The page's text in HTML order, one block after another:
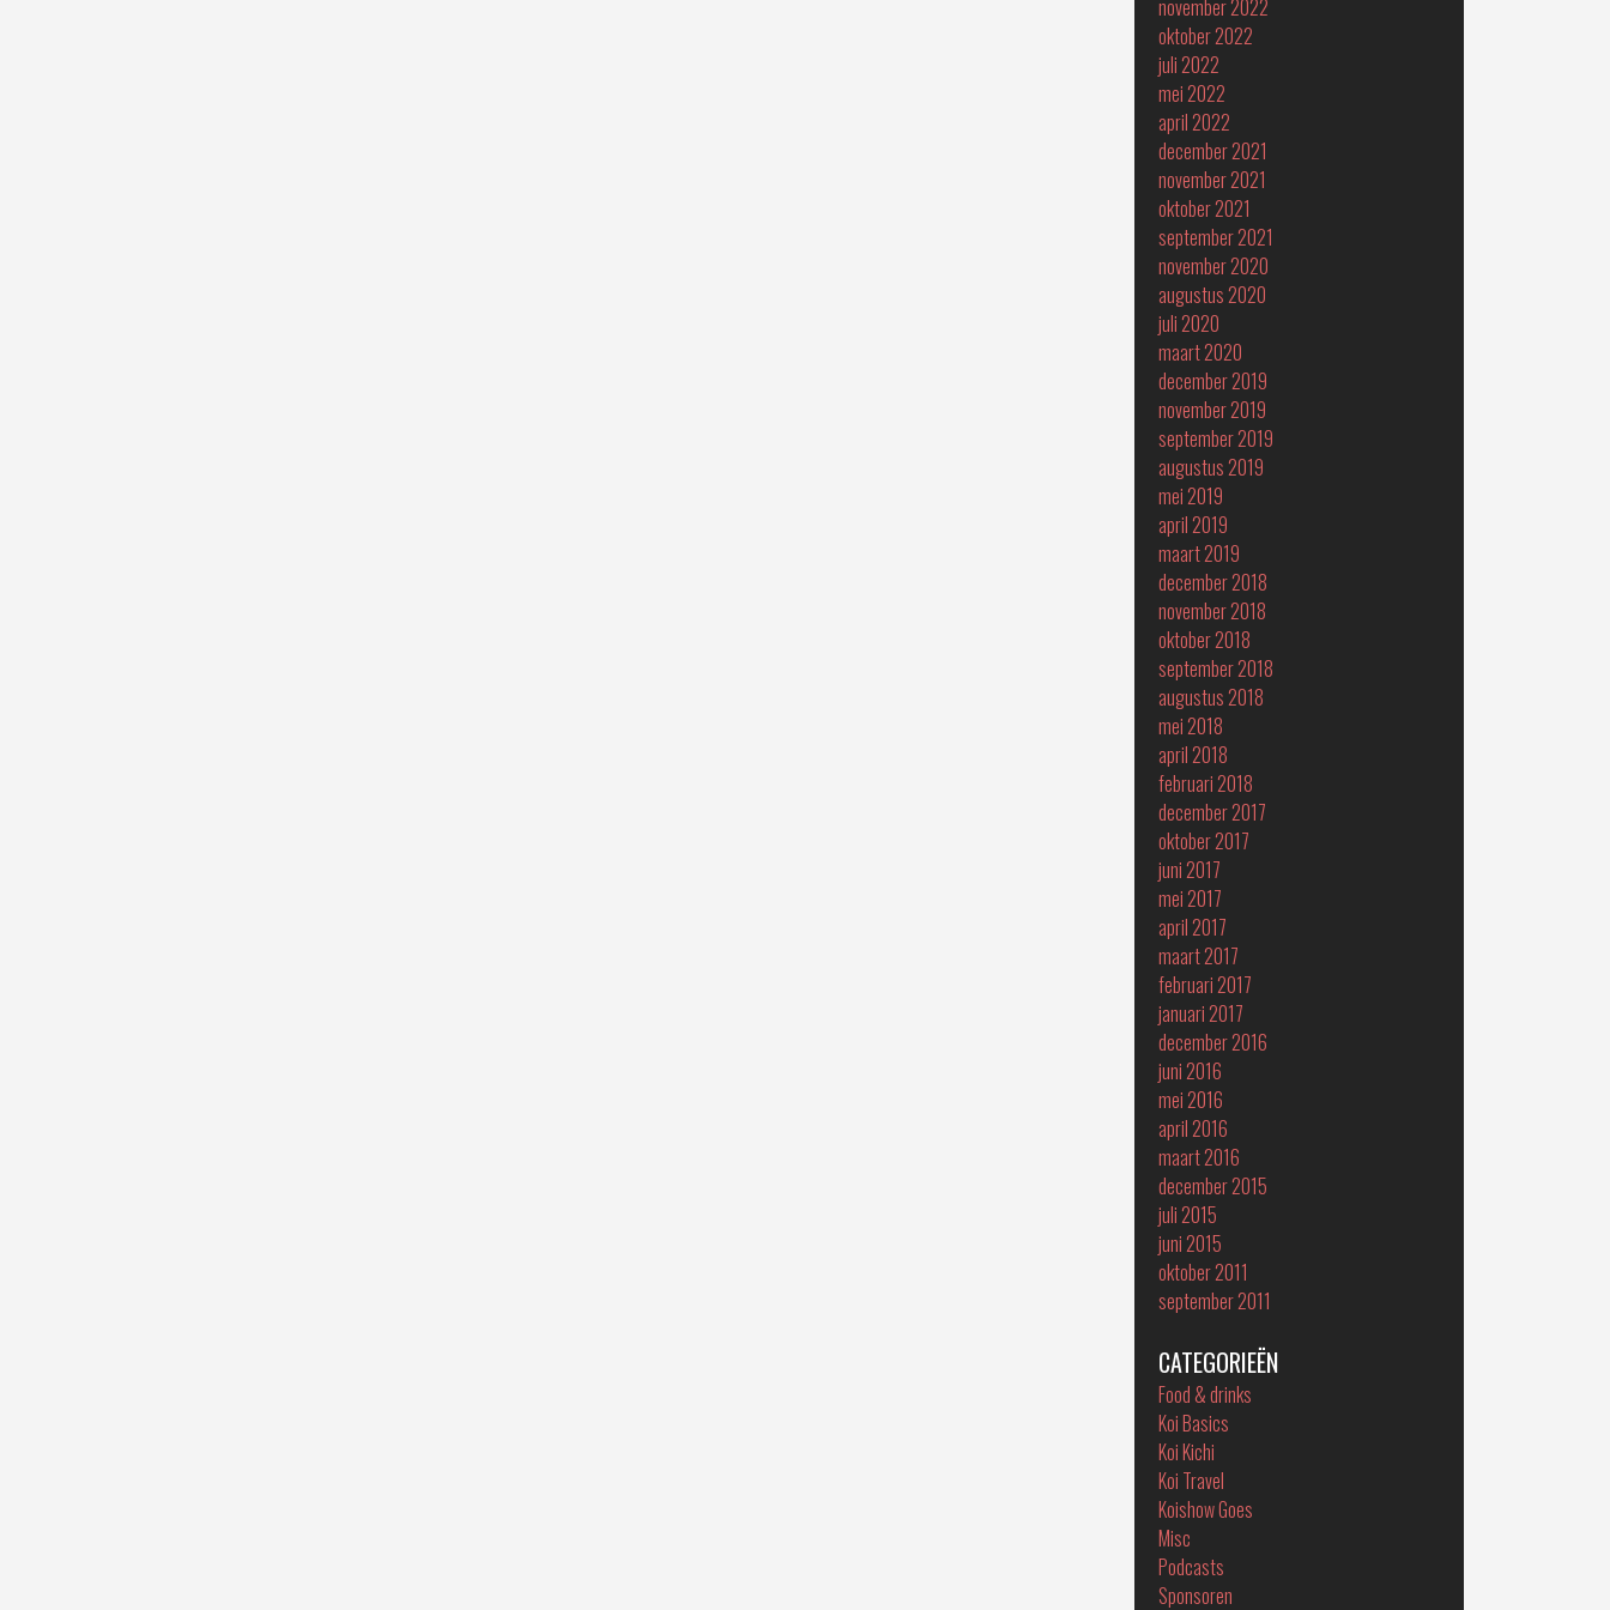
november 2022
oktober 2022
juli 2022
mei 2022
april 2022
december 2021
november 2021
oktober 2021
september 2021
november 2020
augustus 2020
juli 2020
maart 2020
december 2019
november 2019
september 2019
augustus 2019
mei 2019
april 2019
maart 2019
december 2018
november 2018
oktober 2018
september 2018
augustus 2018
mei 2018
april 2018
februari 2018
december 2017
oktober 2017
juni 2017
mei 2017
april 2017
maart 2017
februari 2017
januari 2017
december 2016
juni 2016
mei 2016
april 2016
maart 2016
december 2015
juli 2015
juni 2015
oktober 2011
september 2011
CATEGORIEËN
Food & drinks
Koi Basics
Koi Kichi
Koi Travel
Koishow Goes
Misc
Podcasts
Sponsoren